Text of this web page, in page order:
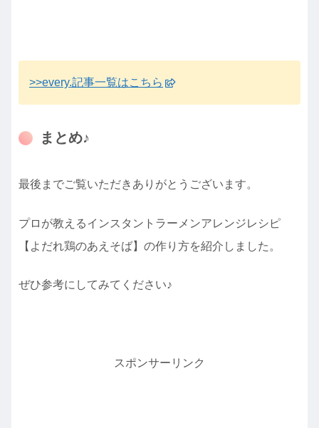
>>every.記事一覧はこちら
まとめ♪
最後までご覧いただきありがとうございます。
プロが教えるインスタントラーメンアレンジレシピ
【よだれ鶏のあえそば】の作り方を紹介しました。
ぜひ参考にしてみてください♪
スポンサーリンク